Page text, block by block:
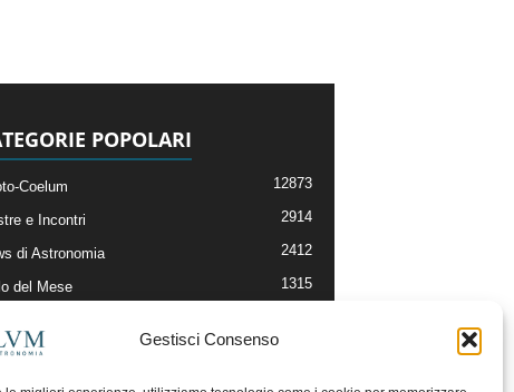
Gestisci Consenso
POPOLARI
Coelum 12873
e Incontri 2914
di Astronomia 2412
del Mese 1315
e Risorse On-Line
della Redazione